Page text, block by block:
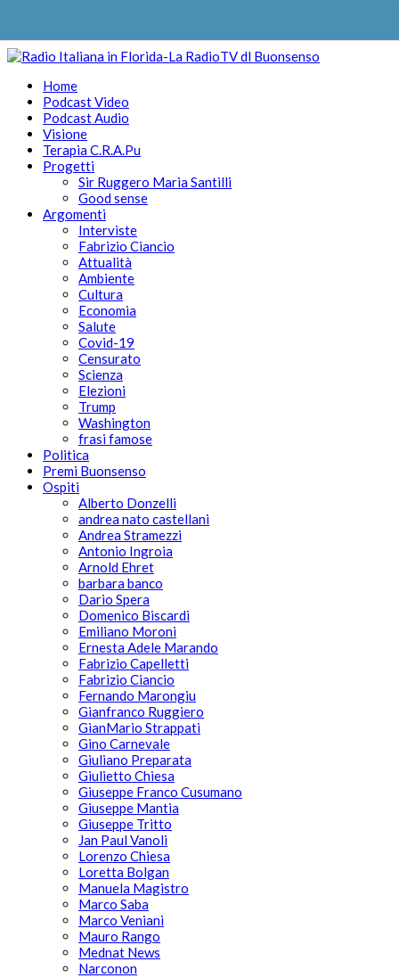
Home
Podcast Video
Podcast Audio
Visione
Terapia C.R.A.Pu
Progetti
Sir Ruggero Maria Santilli
Good sense
Argomenti
Interviste
Fabrizio Ciancio
Attualità
Ambiente
Cultura
Economia
Salute
Covid-19
Censurato
Scienza
Elezioni
Trump
Washington
frasi famose
Politica
Premi Buonsenso
Ospiti
Alberto Donzelli
andrea nato castellani
Andrea Stramezzi
Antonio Ingroia
Arnold Ehret
barbara banco
Dario Spera
Domenico Biscardi
Emiliano Moroni
Ernesta Adele Marando
Fabrizio Capelletti
Fabrizio Ciancio
Fernando Marongiu
Gianfranco Ruggiero
GianMario Strappati
Gino Carnevale
Giuliano Preparata
Giulietto Chiesa
Giuseppe Franco Cusumano
Giuseppe Mantia
Giuseppe Tritto
Jan Paul Vanoli
Lorenzo Chiesa
Loretta Bolgan
Manuela Magistro
Marco Saba
Marco Veniani
Mauro Rango
Mednat News
Narconon